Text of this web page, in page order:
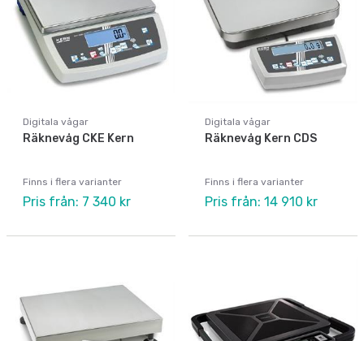
Digitala vågar
Räknevåg CKE Kern
Finns i flera varianter
Pris från: 7 340 kr
Digitala vågar
Räknevåg Kern CDS
Finns i flera varianter
Pris från: 14 910 kr